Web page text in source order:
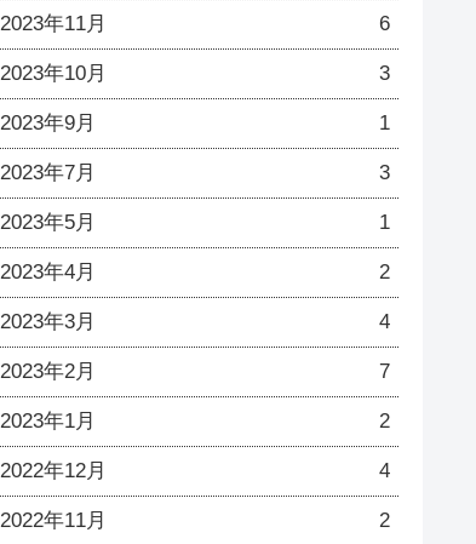
2023年11月 6
2023年10月 3
2023年9月 1
2023年7月 3
2023年5月 1
2023年4月 2
2023年3月 4
2023年2月 7
2023年1月 2
2022年12月 4
2022年11月 2